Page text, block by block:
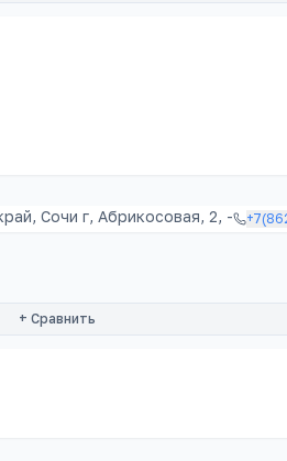
Сочи г, Абрикосовая, 2, -
+ Сравнить